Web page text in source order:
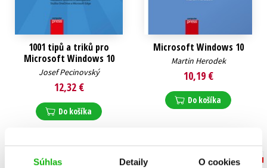
Súhlas Detaily O cookies
1001 tipů a triků pro
Microsoft Windows 10
Josef Pecinovský
12,32 €
Do košíka
Microsoft Windows 10
Martin Herodek
10,19 €
Do košíka